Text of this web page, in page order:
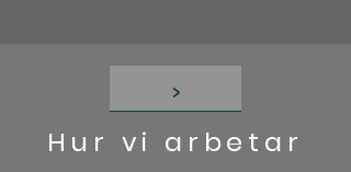
>
Hur vi arbetar